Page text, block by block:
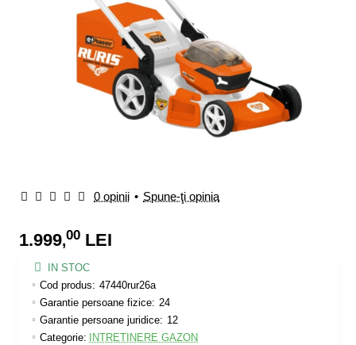
0 opinii • Spune-ţi opinia
1.999,00 LEI
IN STOC
Cod produs: 47440rur26a
Garantie persoane fizice: 24
Garantie persoane juridice: 12
Categorie:
INTRETINERE GAZON